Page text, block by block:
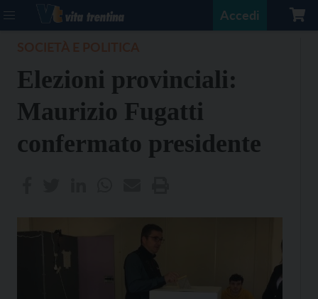
Accedi
Elezioni provinciali:
Maurizio Fugatti
confermato presidente